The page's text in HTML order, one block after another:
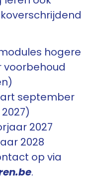
hogere
voorbehoud
september
2027
2028
op via
.